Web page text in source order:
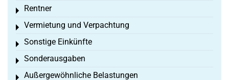
Rentner
Toggle menu
Vermietung und Verpachtung
Toggle menu
Sonstige Einkünfte
Toggle menu
Sonderausgaben
Toggle menu
Außergewöhnliche Belastungen